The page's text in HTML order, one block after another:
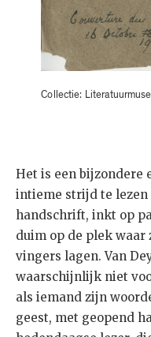
Collectie:
Het is een bijzondere
intieme strijd te lezen
handschrift, inkt op
duim op de plek
vingers lagen. Van
waarschijnlijk niet
als iemand zijn
geest, met geopend